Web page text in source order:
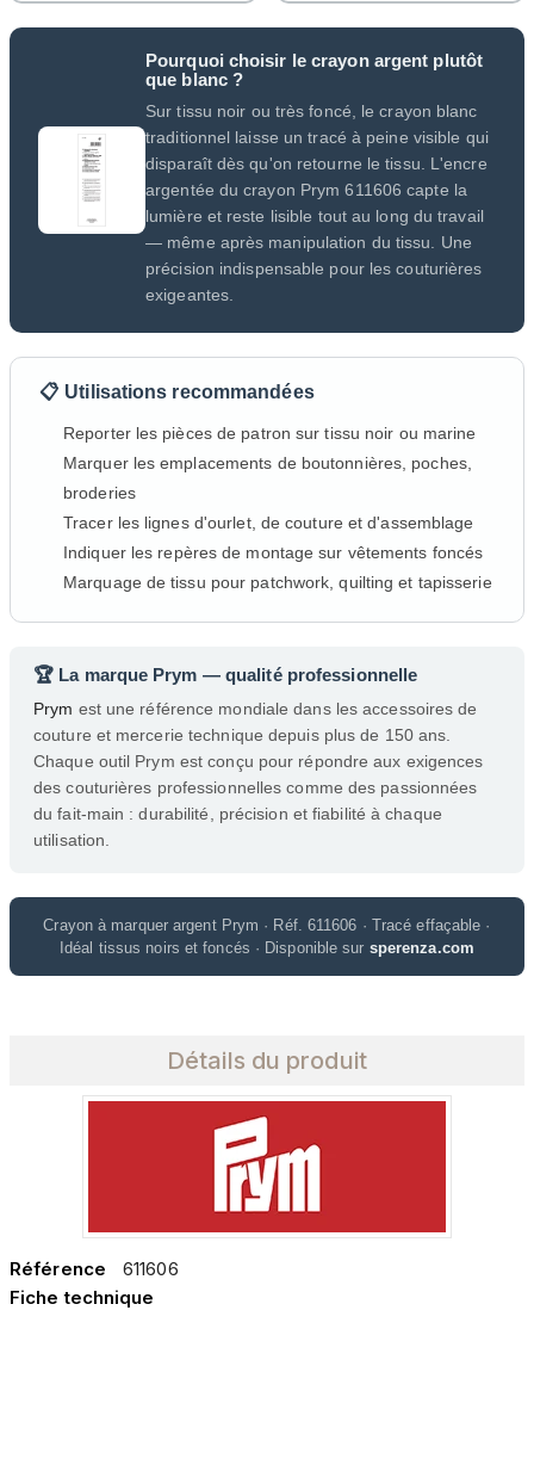
Pourquoi choisir le crayon argent plutôt
que blanc ?
Sur tissu noir ou très foncé, le crayon blanc
traditionnel laisse un tracé à peine visible qui
disparaît dès qu'on retourne le tissu. L'encre
argentée du crayon Prym 611606 capte la
lumière et reste lisible tout au long du travail
— même après manipulation du tissu. Une
précision indispensable pour les couturières
exigeantes.
📋 Utilisations recommandées
Reporter les pièces de patron sur tissu noir ou marine
Marquer les emplacements de boutonnières, poches,
broderies
Tracer les lignes d'ourlet, de couture et d'assemblage
Indiquer les repères de montage sur vêtements foncés
Marquage de tissu pour patchwork, quilting et tapisserie
🏆 La marque Prym — qualité professionnelle
Prym est une référence mondiale dans les accessoires de
couture et mercerie technique depuis plus de 150 ans.
Chaque outil Prym est conçu pour répondre aux exigences
des couturières professionnelles comme des passionnées
du fait-main : durabilité, précision et fiabilité à chaque
utilisation.
Crayon à marquer argent Prym · Réf. 611606 · Tracé effaçable ·
Idéal tissus noirs et foncés · Disponible sur sperenza.com
Détails du produit
Référence
611606
Fiche technique